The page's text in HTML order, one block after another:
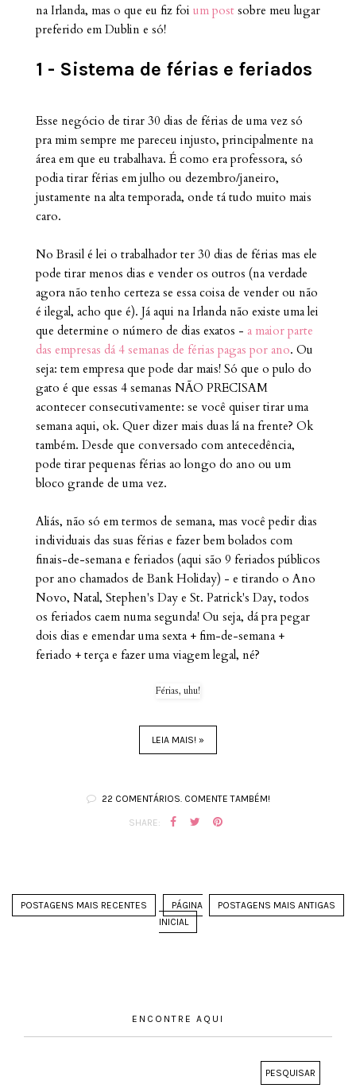
na Irlanda, mas o que eu fiz foi um post sobre meu lugar
preferido em Dublin e só!
1 - Sistema de férias e feriados
Esse negócio de tirar 30 dias de férias de uma vez só
pra mim sempre me pareceu injusto, principalmente na
área em que eu trabalhava. É como era professora, só
podia tirar férias em julho ou dezembro/janeiro,
justamente na alta temporada, onde tá tudo muito mais
caro.
No Brasil é lei o trabalhador ter 30 dias de férias mas ele
pode tirar menos dias e vender os outros (na verdade
agora não tenho certeza se essa coisa de vender ou não
é ilegal, acho que é). Já aqui na Irlanda não existe uma lei
que determine o número de dias exatos - a maior parte
das empresas dá 4 semanas de férias pagas por ano. Ou
seja: tem empresa que pode dar mais! Só que o pulo do
gato é que essas 4 semanas NÃO PRECISAM
acontecer consecutivamente: se você quiser tirar uma
semana aqui, ok. Quer dizer mais duas lá na frente? Ok
também. Desde que conversado com antecedência,
pode tirar pequenas férias ao longo do ano ou um
bloco grande de uma vez.
Aliás, não só em termos de semana, mas você pedir dias
individuais das suas férias e fazer bem bolados com
finais-de-semana e feriados (aqui são 9 feriados públicos
por ano chamados de Bank Holiday) - e tirando o Ano
Novo, Natal, Stephen's Day e St. Patrick's Day, todos
os feriados caem numa segunda! Ou seja, dá pra pegar
dois dias e emendar uma sexta + fim-de-semana +
feriado + terça e fazer uma viagem legal, né?
Férias, uhu!
LEIA MAIS! »
22 COMENTÁRIOS. COMENTE TAMBÉM!
SHARE:
POSTAGENS MAIS RECENTES POSTAGENS MAIS ANTIGAS
PÁGINA
INICIAL
ENCONTRE AQUI